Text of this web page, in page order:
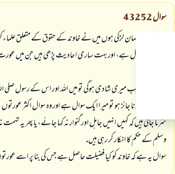
سوال43252
ميں ايك مسلمان لڑكى ہوں ميں نے خاوند كے حقوق كے متعلق
فضيلت حاصل ہے، اور بہت سارى احاديث پڑھى ہيں جن ميں عورت
ان شاء اللہ جب ميرى شادى ہوگى تو ميں اللہ اور اس كے رسول صلى
ليے سوال كرنا جائز ہو تو ميرا ايك سوال ہے اور وہ سوال اكثر
شرما جاتى ہيں كہ كہيں انہيں جاہل اور گنوار نہ كہا جائے، يا پھر يہ
وسلم كے حكم كا انكار كر رہى ہيں.
سوال يہ ہے كہ خاوند كو كيا فضيلت حاصل ہے جس كى بنا پر اسے